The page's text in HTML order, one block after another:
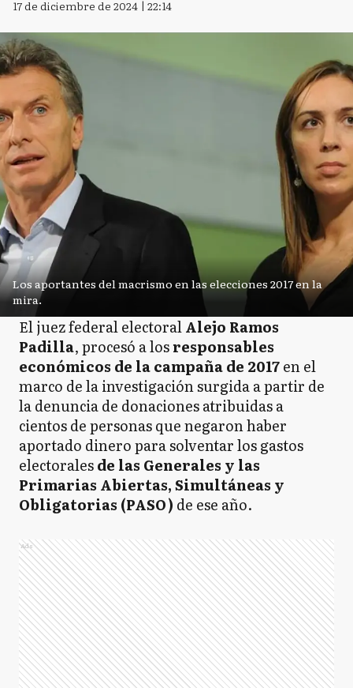
17 de diciembre de 2024 | 22:14
Los aportantes del macrismo en las elecciones 2017 en la
mira.
El juez federal electoralAlejo Ramos
Padilla, procesó a losresponsables
económicos de la campaña de 2017en el
marco de la investigación surgida a partir de
la denuncia de donaciones atribuidas a
cientos de personas que negaron haber
aportado dinero para solventar los gastos
electoralesde las Generales y las
Primarias Abiertas, Simultáneas y
Obligatorias (PASO) de ese año.
Ads